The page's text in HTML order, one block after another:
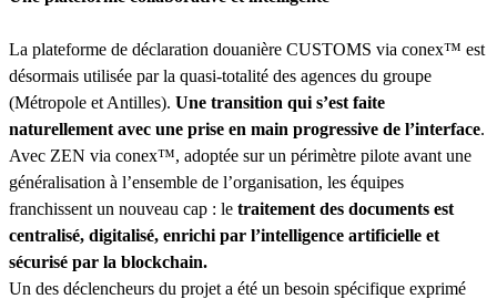
La plateforme de déclaration douanière CUSTOMS via conex™ est
désormais utilisée par la quasi-totalité des agences du groupe
(Métropole et Antilles). Une transition qui s’est faite
naturellement avec une prise en main progressive de l’interface.
Avec ZEN via conex™, adoptée sur un périmètre pilote avant une
généralisation à l’ensemble de l’organisation, les équipes
franchissent un nouveau cap : le traitement des documents est
centralisé, digitalisé, enrichi par l’intelligence artificielle et
sécurisé par la blockchain.
Un des déclencheurs du projet a été un besoin spécifique exprimé